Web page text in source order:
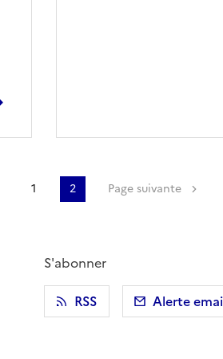
1 2 Page suivante
S'abonner
RSS
Alerte